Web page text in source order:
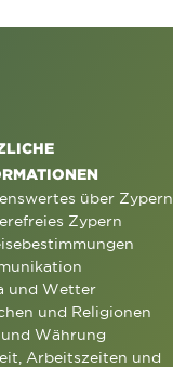
über Zypern
Zypern
und Wetter
und Religionen
und Währung
Arbeitszeiten und